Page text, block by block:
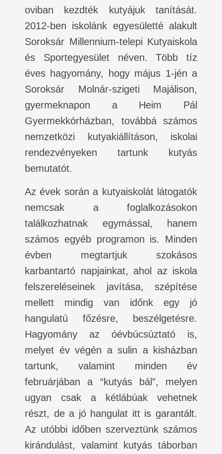
oviban kezdték kutyájuk tanítását.
2012-ben iskolánk egyesületté alakult
Soroksár Millennium-telepi Kutyaiskola
és Sportegyesület néven. Több tíz
éves hagyomány, hogy május 1-jén a
Soroksár Molnár-szigeti Majálison,
gyermeknapon a Heim Pál
Gyermekkórházban, továbbá számos
nemzetközi kutyakiállításon, iskolai
rendezvényeken tartunk kutyás
bemutatót.
Az évek során a kutyaiskolát látogatók
nemcsak a foglalkozásokon
találkozhatnak egymással, hanem
számos egyéb programon is. Minden
évben megtartjuk szokásos
karbantartó napjainkat, ahol az iskola
felszereléseinek javítása, szépítése
mellett mindig van időnk egy jó
hangulatú főzésre, beszélgetésre.
Hagyomány az óévbúcsúztató is,
melyet év végén a sulin a kisházban
tartunk, valamint minden év
februárjában a “kutyás bál”, melyen
ugyan csak a kétlábúak vehetnek
részt, de a jó hangulat itt is garantált.
Az utóbbi időben szerveztünk számos
kirándulást, valamint kutyás táborban